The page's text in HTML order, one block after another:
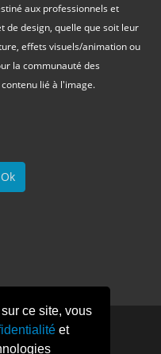
ce site, vous
et
aux professionnels et
de design, quelle que soit leur
effets visuels/animation ou
la communauté des
lié à l'image.
Ok